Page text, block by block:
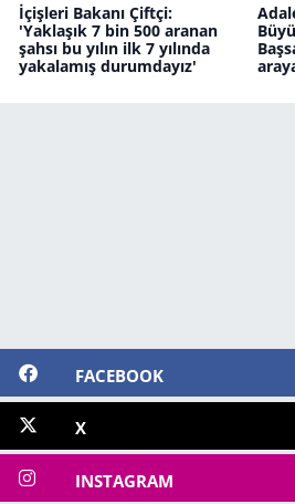
İçişleri Bakanı Çiftçi:
'Yaklaşık 7 bin 500 aranan
şahsı bu yılın ilk 7 yılında
yakalamış durumdayız'
FACEBOOK
X
INSTAGRAM